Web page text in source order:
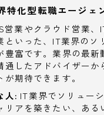
特化型転職エージェ
営業やクラウド営業、
といった、IT業界のソ
豊富です。業界の最新
通したアドバイザーか
が期待できます。
人: IT業界でソリュー
リアを築きたい、ある